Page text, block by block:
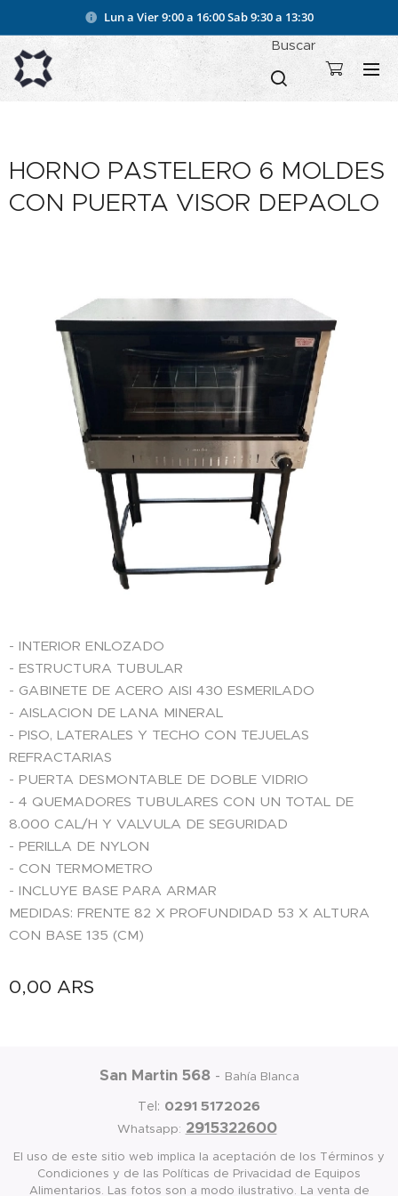
Lun a Vier 9:00 a 16:00Sab 9:30 a 13:30
Buscar
HORNO PASTELERO 6 MOLDES
CON PUERTA VISOR DEPAOLO
- INTERIOR ENLOZADO
- ESTRUCTURA TUBULAR
- GABINETE DE ACERO AISI 430 ESMERILADO
- AISLACION DE LANA MINERAL
- PISO, LATERALES Y TECHO CON TEJUELAS
REFRACTARIAS
- PUERTA DESMONTABLE DE DOBLE VIDRIO
- 4 QUEMADORES TUBULARES CON UN TOTAL DE
8.000 CAL/H Y VALVULA DE SEGURIDAD
- PERILLA DE NYLON
- CON TERMOMETRO
- INCLUYE BASE PARA ARMAR
MEDIDAS: FRENTE 82 X PROFUNDIDAD 53 X ALTURA
CON BASE 135 (CM)
0,00 ARS
San Martin 568- Bahía Blanca
Tel: 0291 5172026
Whatsapp: 2915322600
El uso de este sitio web implica la aceptación de los Términos y
Condiciones y de las Políticas de Privacidad de Equipos
Alimentarios. Las fotos son a modo ilustrativo. La venta de